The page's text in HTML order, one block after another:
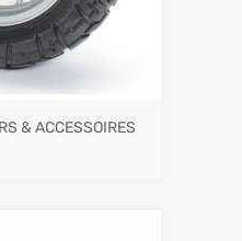
& ACCESSOIRES